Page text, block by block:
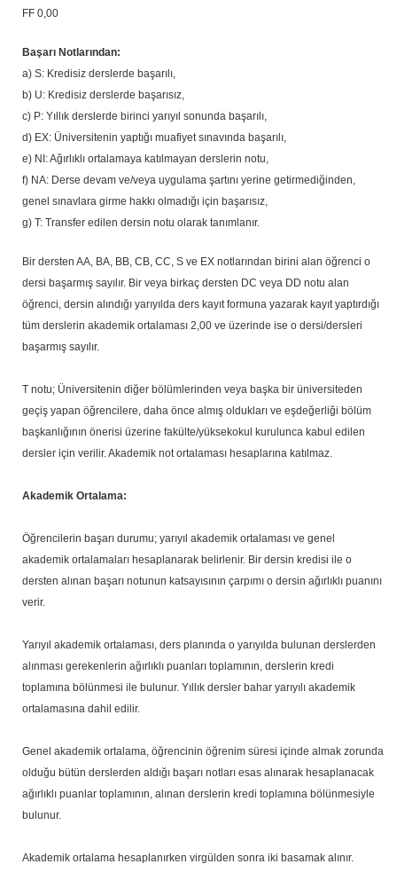
FF 0,00
Başarı Notlarından:
a) S: Kredisiz derslerde başarılı,
b) U: Kredisiz derslerde başarısız,
c) P: Yıllık derslerde birinci yarıyıl sonunda başarılı,
d) EX: Üniversitenin yaptığı muafiyet sınavında başarılı,
e) NI: Ağırlıklı ortalamaya katılmayan derslerin notu,
f) NA: Derse devam ve/veya uygulama şartını yerine getirmediğinden,
genel sınavlara girme hakkı olmadığı için başarısız,
g) T: Transfer edilen dersin notu olarak tanımlanır.
Bir dersten AA, BA, BB, CB, CC, S ve EX notlarından birini alan öğrenci o
dersi başarmış sayılır. Bir veya birkaç dersten DC veya DD notu alan
öğrenci, dersin alındığı yarıyılda ders kayıt formuna yazarak kayıt yaptırdığı
tüm derslerin akademik ortalaması 2,00 ve üzerinde ise o dersi/dersleri
başarmış sayılır.
T notu; Üniversitenin diğer bölümlerinden veya başka bir üniversiteden
geçiş yapan öğrencilere, daha önce almış oldukları ve eşdeğerliği bölüm
başkanlığının önerisi üzerine fakülte/yüksekokul kurulunca kabul edilen
dersler için verilir. Akademik not ortalaması hesaplarına katılmaz.
Akademik Ortalama:
Öğrencilerin başarı durumu; yarıyıl akademik ortalaması ve genel
akademik ortalamaları hesaplanarak belirlenir. Bir dersin kredisi ile o
dersten alınan başarı notunun katsayısının çarpımı o dersin ağırlıklı puanını
verir.
Yarıyıl akademik ortalaması, ders planında o yarıyılda bulunan derslerden
alınması gerekenlerin ağırlıklı puanları toplamının, derslerin kredi
toplamına bölünmesi ile bulunur. Yıllık dersler bahar yarıyılı akademik
ortalamasına dahil edilir.
Genel akademik ortalama, öğrencinin öğrenim süresi içinde almak zorunda
olduğu bütün derslerden aldığı başarı notları esas alınarak hesaplanacak
ağırlıklı puanlar toplamının, alınan derslerin kredi toplamına bölünmesiyle
bulunur.
Akademik ortalama hesaplanırken virgülden sonra iki basamak alınır.